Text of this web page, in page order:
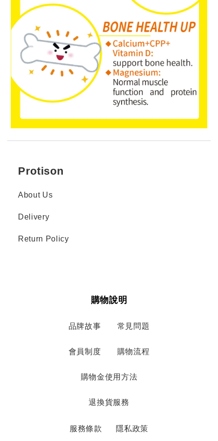
Protison
About Us
Delivery
Return Policy
購物說明
品牌故事 常見問題
會員制度 購物流程
購物金使用方法
退換貨服務
服務條款 隱私政策